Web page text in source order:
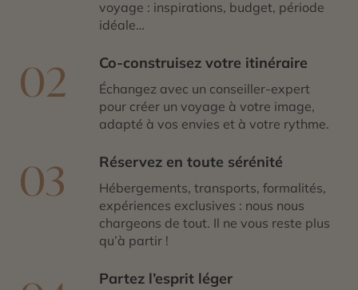
voyage : inspirations, budget, période
idéale…
02 Co-construisez votre itinéraire
Échangez avec un conseiller-expert
pour créer un voyage à votre image,
adapté à vos envies et à votre rythme.
03 Réservez en toute sérénité
Hébergements, transports, formalités,
expériences exclusives : nous nous
chargeons de tout. Il ne vous reste plus
qu’à partir !
Partez l’esprit léger